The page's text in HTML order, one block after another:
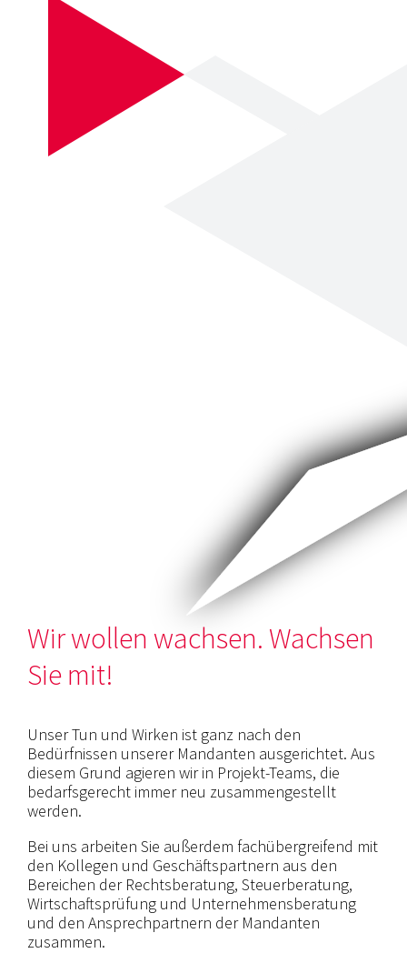
Wir wollen wachsen. Wachsen
Sie mit!
Unser Tun und Wirken ist ganz nach den
Bedürfnissen unserer Mandanten ausgerichtet. Aus
diesem Grund agieren wir in Projekt-Teams, die
bedarfsgerecht immer neu zusammengestellt
werden.
Bei uns arbeiten Sie außerdem fachübergreifend mit
den Kollegen und Geschäftspartnern aus den
Bereichen der Rechtsberatung, Steuerberatung,
Wirtschaftsprüfung und Unternehmensberatung
und den Ansprechpartnern der Mandanten
zusammen.